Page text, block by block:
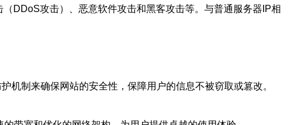
DDoS攻击）、恶意软件攻击和黑客攻击等。与普通服务器IP相
制来确保网站的安全性，保障用户的信息不被窃取或篡改。